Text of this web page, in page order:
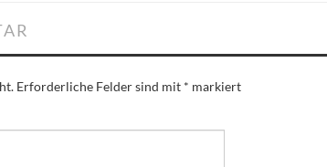
Erforderliche Felder sind mit * markiert